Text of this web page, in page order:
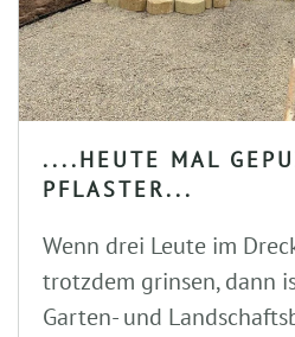
....HEUTE MAL
PFLASTER...
Wenn drei Leute im
trotzdem grinsen, dann
Garten- und